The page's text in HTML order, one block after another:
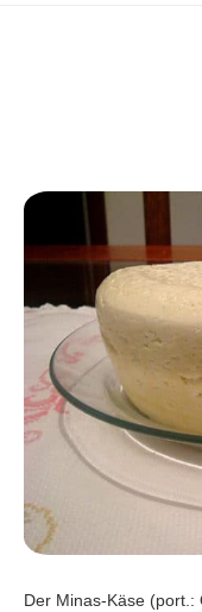
Der Minas-Käse (port.: